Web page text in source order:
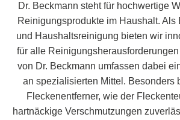
Dr. Beckmann steht für hochwertige
Reinigungsprodukte im Haushalt. Als
und Haushaltsreinigung bieten wir
für alle
von Dr. Beckmann umfassen dabei
an spezialisierten Mittel. Besonders
Fleckenentferner, wie der
hartnäckige Verschmutzungen